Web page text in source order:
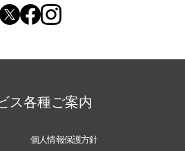
ス各種ご案内
個人情報保護方針